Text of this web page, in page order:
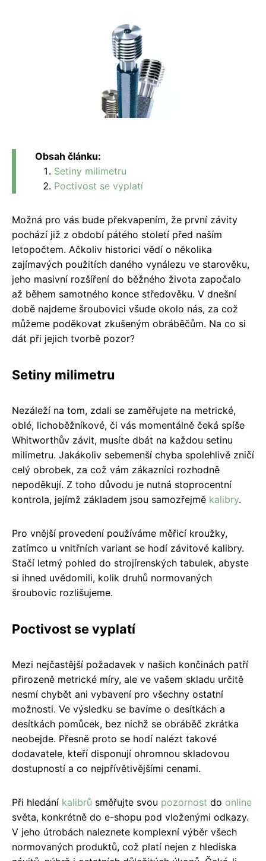
Obsah článku:
Setiny milimetru
Poctivost se vyplatí
Možná pro vás bude překvapením, že první závity
pochází již z období pátého století před naším
letopočtem. Ačkoliv historici vědí o několika
zajímavých použitích daného vynálezu ve starověku,
jeho masivní rozšíření do běžného života započalo
až během samotného konce středověku. V dnešní
době najdeme šroubovici všude okolo nás, za což
můžeme poděkovat zkušeným obráběčům. Na co si
dát při jejich tvorbě pozor?
Setiny milimetru
Nezáleží na tom, zdali se zaměřujete na metrické,
oblé, lichoběžníkové, či vás momentálně čeká spíše
Whitworthův závit, musíte dbát na každou setinu
milimetru. Jakákoliv sebemenší chyba spolehlivě zničí
celý obrobek, za což vám zákazníci rozhodně
nepoděkují. Z toho důvodu je nutná stoprocentní
kontrola, jejímž základem jsou samozřejmě kalibry.
Pro vnější provedení používáme měřicí kroužky,
zatímco u vnitřních variant se hodí závitové kalibry.
Stačí letmý pohled do strojírenských tabulek, abyste
si ihned uvědomili, kolik druhů normovaných
šroubovic rozlišujeme.
Poctivost se vyplatí
Mezi nejčastější požadavek v našich končinách patří
přirozeně metrické míry, ale ve vašem skladu určitě
nesmí chybět ani vybavení pro všechny ostatní
možnosti. Ve výsledku se bavíme o desítkách a
desítkách pomůcek, bez nichž se obráběč zkrátka
neobejde. Přesně proto se hodí nalézt takové
dodavatele, kteří disponují ohromnou skladovou
dostupností a co nejpřívětivějšími cenami.
Při hledání kalibrů směřujte svou pozornost do online
světa, konkrétně do e-shopu pod vloženými odkazy.
V jeho útrobách naleznete komplexní výběr všech
normovaných produktů, což platí nejen z hlediska